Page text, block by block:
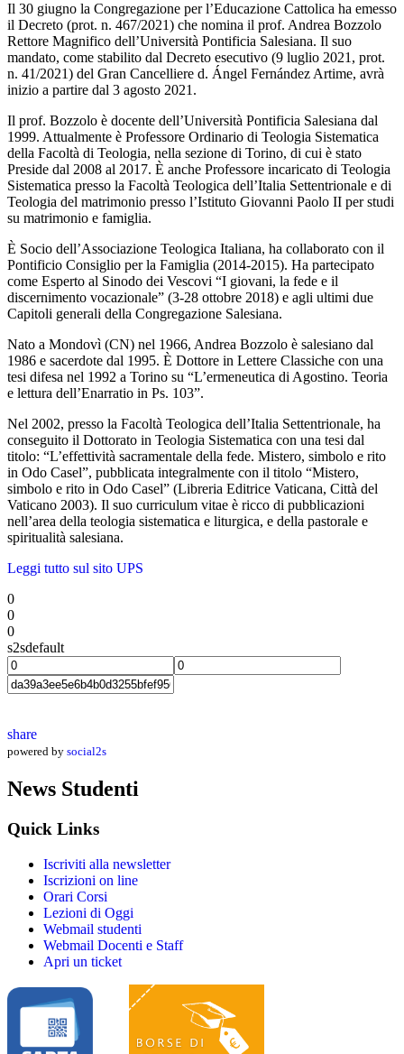
Il 30 giugno la Congregazione per l’Educazione Cattolica ha emesso
il Decreto (prot. n. 467/2021) che nomina il prof. Andrea Bozzolo
Rettore Magnifico dell’Università Pontificia Salesiana. Il suo
mandato, come stabilito dal Decreto esecutivo (9 luglio 2021, prot.
n. 41/2021) del Gran Cancelliere d. Ángel Fernández Artime, avrà
inizio a partire dal 3 agosto 2021.
Il prof. Bozzolo è docente dell’Università Pontificia Salesiana dal
1999. Attualmente è Professore Ordinario di Teologia Sistematica
della Facoltà di Teologia, nella sezione di Torino, di cui è stato
Preside dal 2008 al 2017. È anche Professore incaricato di Teologia
Sistematica presso la Facoltà Teologica dell’Italia Settentrionale e di
Teologia del matrimonio presso l’Istituto Giovanni Paolo II per studi
su matrimonio e famiglia.
È Socio dell’Associazione Teologica Italiana, ha collaborato con il
Pontificio Consiglio per la Famiglia (2014-2015). Ha partecipato
come Esperto al Sinodo dei Vescovi “I giovani, la fede e il
discernimento vocazionale” (3-28 ottobre 2018) e agli ultimi due
Capitoli generali della Congregazione Salesiana.
Nato a Mondovì (CN) nel 1966, Andrea Bozzolo è salesiano dal
1986 e sacerdote dal 1995. È Dottore in Lettere Classiche con una
tesi difesa nel 1992 a Torino su “L’ermeneutica di Agostino. Teoria
e lettura dell’Enarratio in Ps. 103”.
Nel 2002, presso la Facoltà Teologica dell’Italia Settentrionale, ha
conseguito il Dottorato in Teologia Sistematica con una tesi dal
titolo: “L’effettività sacramentale della fede. Mistero, simbolo e rito
in Odo Casel”, pubblicata integralmente con il titolo “Mistero,
simbolo e rito in Odo Casel” (Libreria Editrice Vaticana, Città del
Vaticano 2003). Il suo curriculum vitae è ricco di pubblicazioni
nell’area della teologia sistematica e liturgica, e della pastorale e
spiritualità salesiana.
Leggi tutto sul sito UPS
0
0
0
s2sdefault
share
powered by social2s
News Studenti
Quick Links
Iscriviti alla newsletter
Iscrizioni on line
Orari Corsi
Lezioni di Oggi
Webmail studenti
Webmail Docenti e Staff
Apri un ticket